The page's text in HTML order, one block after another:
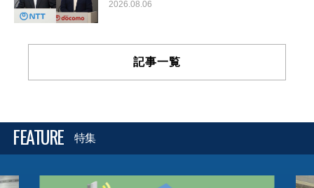
2026.08.06
記事一覧
FEATURE 特集